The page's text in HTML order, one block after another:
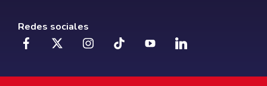
Redes sociales